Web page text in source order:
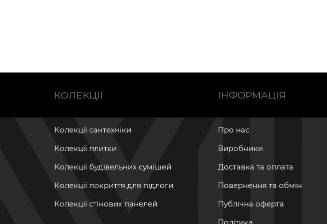
КОЛЕКЦІЇ
Колекції сантехніки
Колекції плитки
Колекції будівельних сумішей
Колекції покриття для підлоги
Колекції стінових панелей
ІНФОРМАЦІЯ
Про нас
Виробники
Доставка та оплата
Повернення та обмін
Публічна оферта